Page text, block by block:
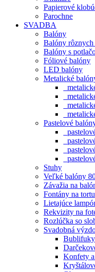
Papierové
Parochne
SVADBA
Balóny
Balóny
Balóny s
Fóliové balóny
LED balóny
Metalické
Pastelové
Stuhy
Veľké balóny
Závažia na
Fontány na tortu
Lietajúce
Rekvizity na
Rozlúčka so
Svadobná
Bublifuky
Konfety